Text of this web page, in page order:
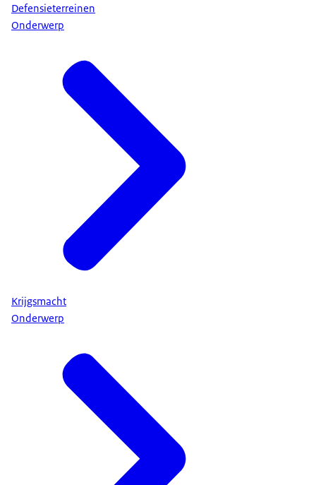
Defensieterreinen
Onderwerp
Krijgsmacht
Onderwerp